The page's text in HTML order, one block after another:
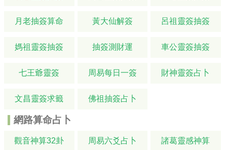
月老抽簽算命 黃大仙解簽 呂祖靈簽抽簽
媽祖靈簽抽簽 抽簽測財運 車公靈簽抽簽
七王爺靈簽 周易每日一簽 財神靈簽占卜
文昌靈簽求籤 佛祖抽簽占卜
網路算命占卜
觀音神算32卦 周易六爻占卜 諸葛靈感神算